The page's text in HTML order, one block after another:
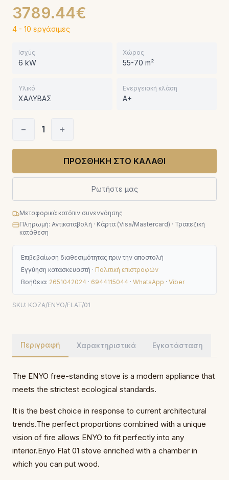
3789.44€
4 - 10 εργάσιμες
Ισχύς
6 kW
Χώρος
55-70 m²
Υλικό
ΧΑΛΥΒΑΣ
Ενεργειακή κλάση
A+
− 1 +
ΠΡΟΣΘΗΚΗ ΣΤΟ ΚΑΛΑΘΙ
Ρωτήστε μας
Μεταφορικά κατόπιν συνεννόησης
Πληρωμή: Αντικαταβολή · Κάρτα (Visa/Mastercard) · Τραπεζική
κατάθεση
Επιβεβαίωση διαθεσιμότητας πριν την αποστολή
Εγγύηση κατασκευαστή · Πολιτική επιστροφών
Βοήθεια: 2651042024 · 6944115044 · WhatsApp · Viber
SKU: KOZA/ENYO/FLAT/01
Περιγραφή Χαρακτηριστικά Εγκατάσταση
The ENYO free-standing stove is a modern appliance that
meets the strictest ecological standards.
It is the best choice in response to current architectural
trends.The perfect proportions combined with a unique
vision of fire allows ENYO to fit perfectly into any
interior.Enyo Flat 01 stove enriched with a chamber in
which you can put wood.